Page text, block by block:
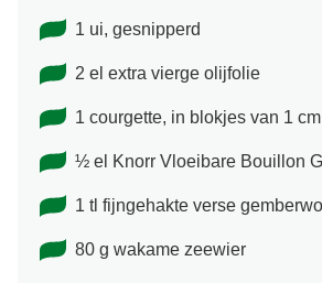
1 ui, gesnipperd
2 el extra vierge olijfolie
1 courgette, in blokjes van 1 cm
½ el Knorr Vloeibare Bouillon
1 tl fijngehakte verse
80 g wakame zeewier